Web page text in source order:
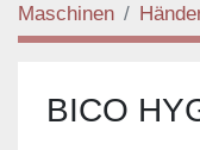
Maschinen
BICO